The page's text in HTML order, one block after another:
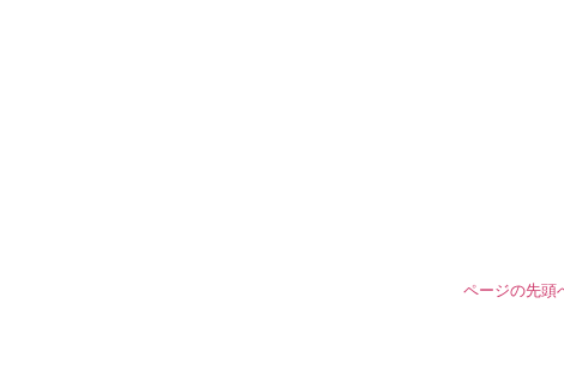
ページの先頭